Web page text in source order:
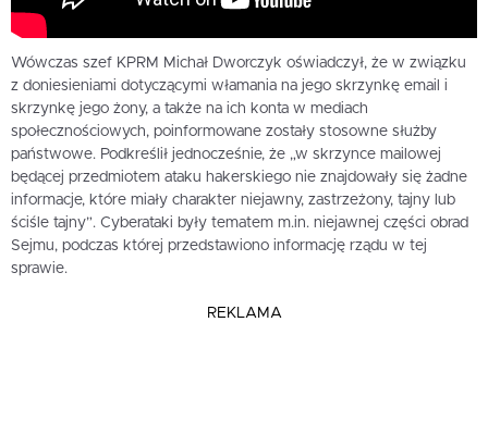
Wówczas szef KPRM Michał Dworczyk oświadczył, że w związku
z doniesieniami dotyczącymi włamania na jego skrzynkę email i
skrzynkę jego żony, a także na ich konta w mediach
społecznościowych, poinformowane zostały stosowne służby
państwowe. Podkreślił jednocześnie, że „w skrzynce mailowej
będącej przedmiotem ataku hakerskiego nie znajdowały się żadne
informacje, które miały charakter niejawny, zastrzeżony, tajny lub
ściśle tajny”. Cyberataki były tematem m.in. niejawnej części obrad
Sejmu, podczas której przedstawiono informację rządu w tej
sprawie.
REKLAMA